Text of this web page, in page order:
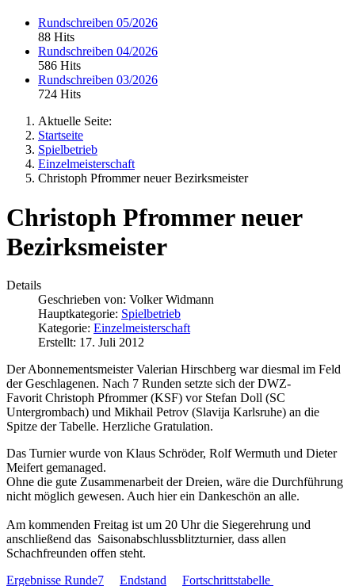
Rundschreiben 05/2026
88 Hits
Rundschreiben 04/2026
586 Hits
Rundschreiben 03/2026
724 Hits
Aktuelle Seite:
Startseite
Spielbetrieb
Einzelmeisterschaft
Christoph Pfrommer neuer Bezirksmeister
Christoph Pfrommer neuer
Bezirksmeister
Details
Geschrieben von: Volker Widmann
Hauptkategorie: Spielbetrieb
Kategorie: Einzelmeisterschaft
Erstellt: 17. Juli 2012
Der Abonnementsmeister Valerian Hirschberg war diesmal im Feld
der Geschlagenen. Nach 7 Runden setzte sich der DWZ-
Favorit Christoph Pfrommer (KSF) vor Stefan Doll (SC
Untergrombach) und Mikhail Petrov (Slavija Karlsruhe) an die
Spitze der Tabelle. Herzliche Gratulation.
Das Turnier wurde von Klaus Schröder, Rolf Wermuth und Dieter
Meifert gemanaged.
Ohne die gute Zusammenarbeit der Dreien, wäre die Durchführung
nicht möglich gewesen. Auch hier ein Dankeschön an alle.
Am kommenden Freitag ist um 20 Uhr die Siegerehrung und
anschließend das Saisonabschlussblitzturnier, dass allen
Schachfreunden offen steht.
Ergebnisse Runde7
Endstand Fortschrittstabelle